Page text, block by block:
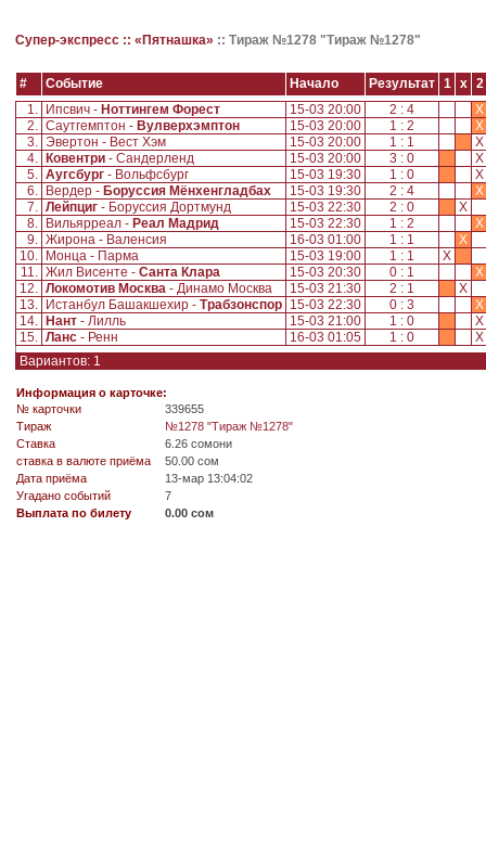
Супер-экспресс :: «Пятнашка» :: Тираж №1278 "Тираж №1278"
# Событие Начало Результат 1 x
2
1.
Ипсвич - Ноттингем Форест 15-03 20:00 2 : 4
X
2. Саутгемптон - Вулверхэмптон 15-03 20:00 1 : 2
X
3. Эвертон - Вест Хэм 15-03 20:00 1 : 1
X
4.
Ковентри - Сандерленд 15-03 20:00 3 : 0
X
5. Аугсбург - Вольфсбург 15-03 19:30 1 : 0
X
6.
Вердер - Боруссия Мёнхенгладбах 15-03 19:30 2 : 4
X
7. Лейпциг - Боруссия Дортмунд 15-03 22:30 2 : 0
X
8.
Вильярреал - Реал Мадрид 15-03 22:30 1 : 2
X
9. Жирона - Валенсия 16-03 01:00 1 : 1
X
10.
Монца - Парма 15-03 19:00 1 : 1
X
11. Жил Висенте - Санта Клара 15-03 20:30 0 : 1
X
12. Локомотив Москва - Динамо Москва 15-03 21:30 2 : 1
X
13.
Истанбул Башакшехир - Трабзонспор 15-03 22:30 0 : 3
X
14.
Нант - Лилль 15-03 21:00 1 : 0
X
15. Ланс - Ренн 16-03 01:05 1 : 0
X
Вариантов: 1
Информация о карточке:
№ карточки
339655
Tираж
№1278 "Тираж №1278"
Ставка
6.26 сомони
ставка в валюте приёма
50.00 сом
Дата приёма
13-мар 13:04:02
Угадано событий
7
Выплата по билету
0.00 сом